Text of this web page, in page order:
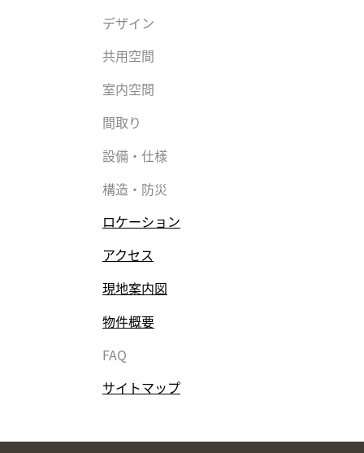
デザイン
共用空間
室内空間
間取り
設備・仕様
構造・防災
ロケーション
アクセス
現地案内図
物件概要
FAQ
サイトマップ